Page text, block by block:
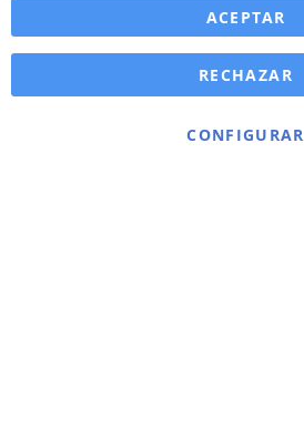
ACEPTAR
CONFIGURAR
RECHAZAR